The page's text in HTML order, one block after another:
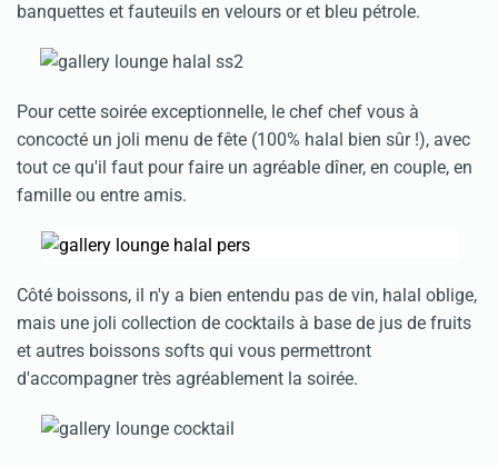
banquettes et fauteuils en velours or et bleu pétrole.
Pour cette soirée exceptionnelle, le chef chef vous à
concocté un joli menu de fête (100% halal bien sûr !), avec
tout ce qu'il faut pour faire un agréable dîner, en couple, en
famille ou entre amis.
Côté boissons, il n'y a bien entendu pas de vin, halal oblige,
mais une joli collection de cocktails à base de jus de fruits
et autres boissons softs qui vous permettront
d'accompagner très agréablement la soirée.